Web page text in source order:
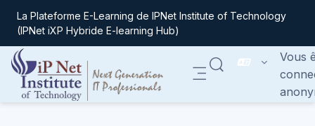
La Plateforme E-Learning de IPNet Institute of Technology
(IPNet iXP Hybride E-learning Hub)
Panneau latéral
ACTIVER/
Vous